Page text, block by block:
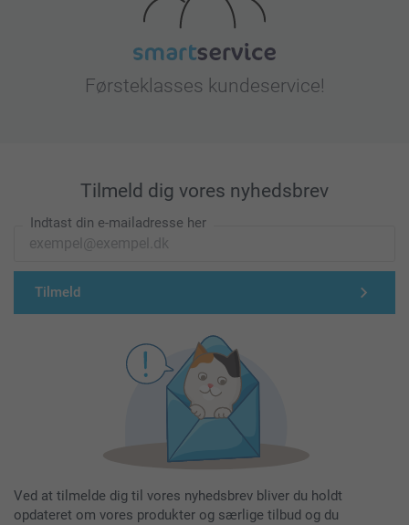
Førsteklasses kundeservice!
Tilmeld dig vores nyhedsbrev
Indtast din e-mailadresse her
Tilmeld
Ved at tilmelde dig til vores nyhedsbrev bliver du holdt
opdateret om vores produkter og særlige tilbud og du